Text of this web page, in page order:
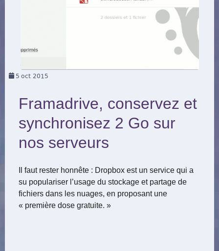
5 oct 2015
Framadrive, conservez et
synchronisez 2 Go sur
nos serveurs
Il faut rester honnête : Dropbox est un service qui a
su populariser l’usage du stockage et partage de
fichiers dans les nuages, en proposant une
« première dose gratuite. »